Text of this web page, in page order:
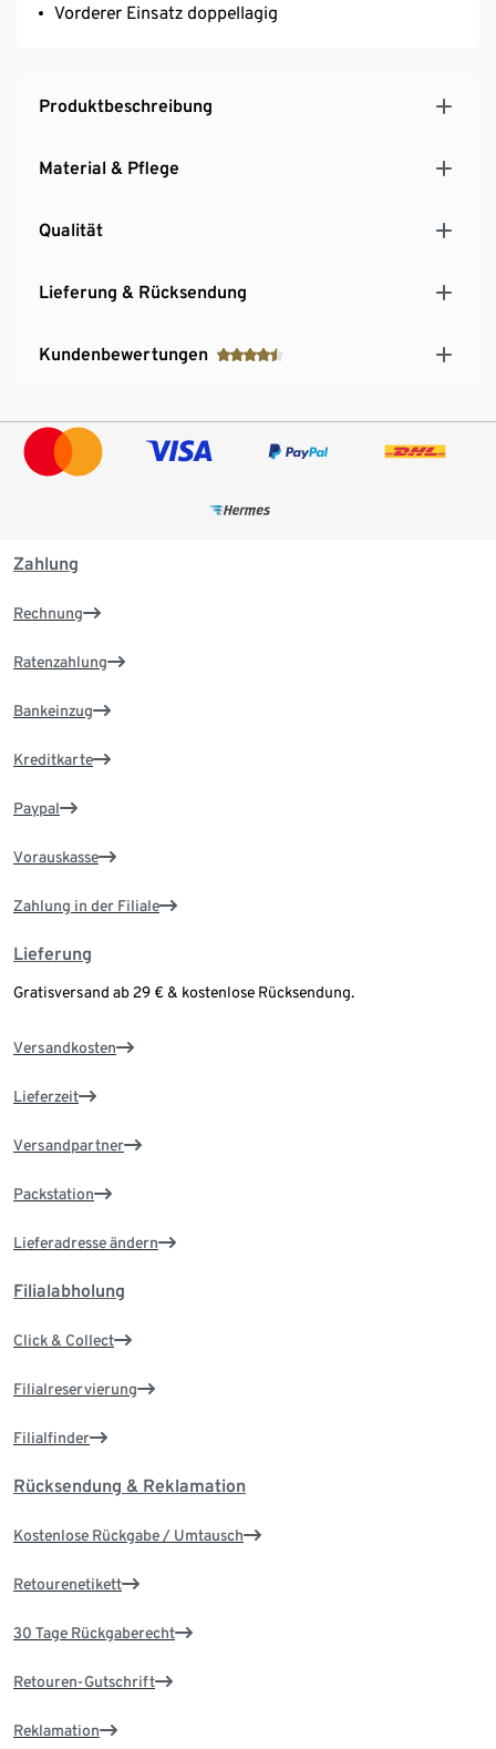
Vorderer Einsatz doppellagig
Produktbeschreibung
Material & Pflege
Qualität
Lieferung & Rücksendung
Kundenbewertungen
Zahlung
Rechnung
Ratenzahlung
Bankeinzug
Kreditkarte
Paypal
Vorauskasse
Zahlung in der Filiale
Lieferung
Gratisversand ab 29 € & kostenlose Rücksendung.
Versandkosten
Lieferzeit
Versandpartner
Packstation
Lieferadresse ändern
Filialabholung
Click & Collect
Filialreservierung
Filialfinder
Rücksendung & Reklamation
Kostenlose Rückgabe / Umtausch
Retourenetikett
30 Tage Rückgaberecht
Retouren-Gutschrift
Reklamation